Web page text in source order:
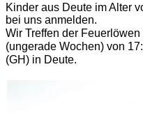
Kinder aus Deute im Alter
bei uns anmelden.
Wir Treffen der
(ungerade Wochen) von
(GH) in Deute.